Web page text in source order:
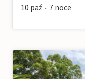
10 paź • 7 noce